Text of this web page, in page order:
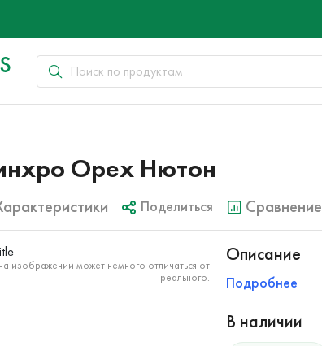
Орех Нютон
Поделиться Сравнение
изображении может немного отличаться от
реального.
Описание
Подробнее
В наличии